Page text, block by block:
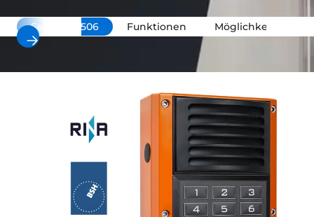
Serie EE 7506 Funktionen Möglichkeiten